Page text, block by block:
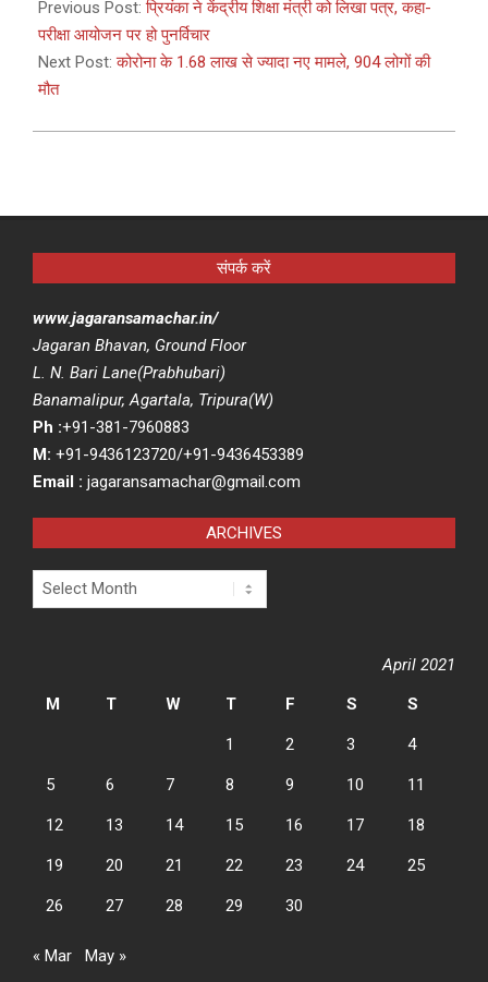
04-
11
Previous Post:प्रियंका ने केंद्रीय शिक्षा मंत्री को लिखा पत्र, कहा-
परीक्षा आयोजन पर हो पुनर्विचार
Next Post:कोरोना के 1.68 लाख से ज्यादा नए मामले, 904 लोगों की
मौत
संपर्क करें
www.jagaransamachar.in/
Jagaran Bhavan, Ground Floor
L. N. Bari Lane(Prabhubari)
Banamalipur, Agartala, Tripura(W)
Ph :+91-381-7960883
M: +91-9436123720/+91-9436453389
Email : jagaransamachar@gmail.com
ARCHIVES
Archives
April 2021
M
T W T F S S
1 2 3 4
5 6 7 8 9 10 11
12 13 14 15 16 17 18
19 20 21 22 23 24 25
26 27 28 29 30
« Mar May »